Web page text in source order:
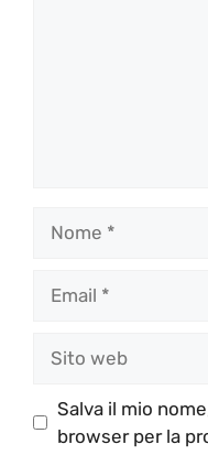
web
Salva il mio
browser per la